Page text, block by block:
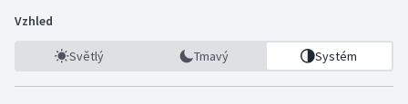
Vzhled
Světlý Tmavý Systém